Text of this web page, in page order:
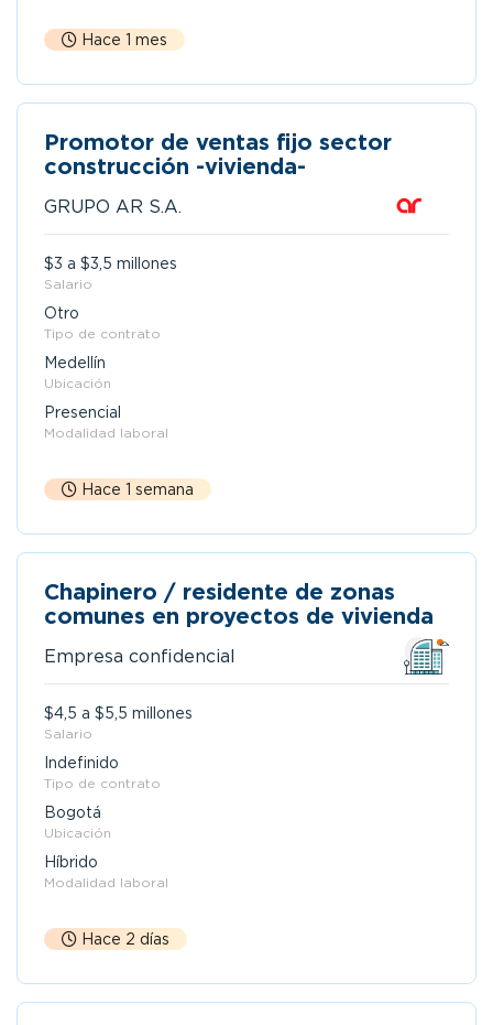
Hace 1 mes
Promotor de ventas fijo sector
construcción -vivienda-
GRUPO AR S.A.
$3 a $3,5 millones
Salario
Otro
Tipo de contrato
Medellín
Ubicación
Presencial
Modalidad laboral
Hace 1 semana
Chapinero / residente de zonas
comunes en proyectos de vivienda
Empresa confidencial
$4,5 a $5,5 millones
Salario
Indefinido
Tipo de contrato
Bogotá
Ubicación
Híbrido
Modalidad laboral
Hace 2 días